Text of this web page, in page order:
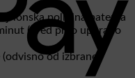
ionska polnilna baterija
(pred prvo uporabo
od izbrane